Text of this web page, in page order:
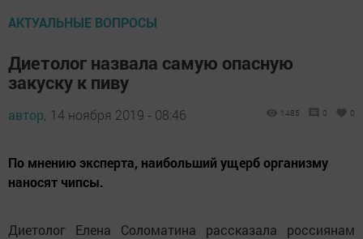
АКТУАЛЬНЫЕ ВОПРОСЫ
Диетолог назвала самую опасную
закуску к пиву
автор, 14 ноября 2019 - 08:46 1485 0 0
По мнению эксперта, наибольший ущерб организму
наносят чипсы.
Диетолог Елена Соломатина рассказала россиянам